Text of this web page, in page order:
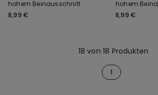
hohem Beinausschnitt
8,99 €
hohem
8,99 €
18 von 18 Produkten
1